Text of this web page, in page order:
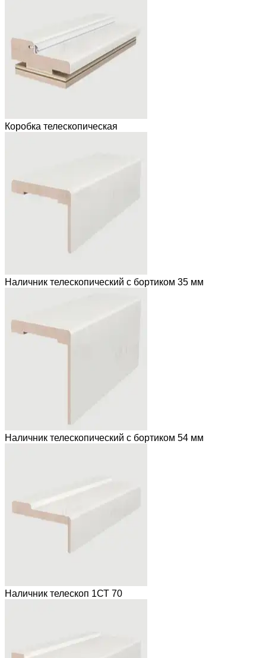
Коробка телескопическая
Наличник телескопический с бортиком 35 мм
Наличник телескопический с бортиком 54 мм
Наличник телескоп 1СТ 70